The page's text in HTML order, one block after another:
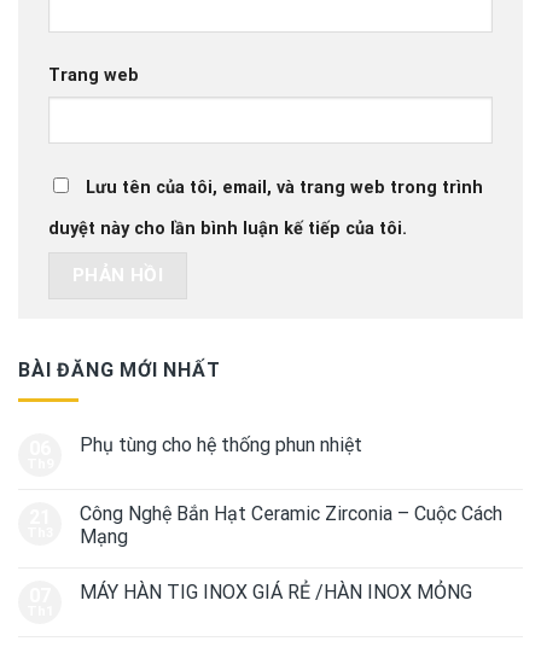
Trang web
Lưu tên của tôi, email, và trang web trong trình
duyệt này cho lần bình luận kế tiếp của tôi.
BÀI ĐĂNG MỚI NHẤT
Phụ tùng cho hệ thống phun nhiệt
Công Nghệ Bắn Hạt Ceramic Zirconia – Cuộc Cách
Mạng
MÁY HÀN TIG INOX GIÁ RẺ /HÀN INOX MỎNG